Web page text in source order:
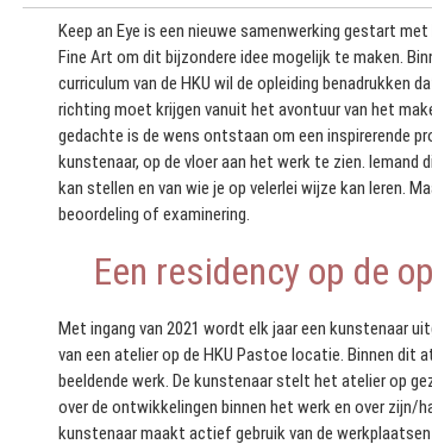
Keep an Eye is een nieuwe samenwerking gestart met
Fine Art om dit bijzondere idee mogelijk te maken.
curriculum van de HKU wil de opleiding benadrukken
richting moet krijgen vanuit het avontuur van het
gedachte is de wens ontstaan om een inspirerende
kunstenaar, op de vloer aan het werk te zien. Iemand
kan stellen en van wie je op velerlei wijze kan leren.
beoordeling of examinering.
Een residency op de
Met ingang van 2021 wordt elk jaar een kunstenaar
van een atelier op de HKU Pastoe locatie. Binnen dit
beeldende werk. De kunstenaar stelt het atelier op
over de ontwikkelingen binnen het werk en over zijn/
kunstenaar maakt actief gebruik van de